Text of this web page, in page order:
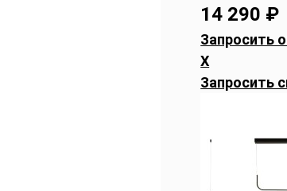
14 290 ₽
Запросить
X
Запросить